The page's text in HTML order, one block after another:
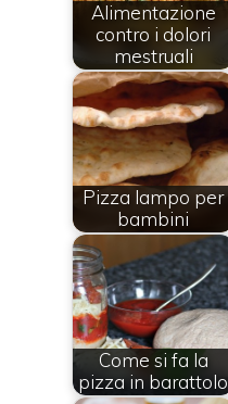
Alimentazione
contro i dolori
mestruali
Pizza lampo per
bambini
Come si fa la
pizza in barattolo